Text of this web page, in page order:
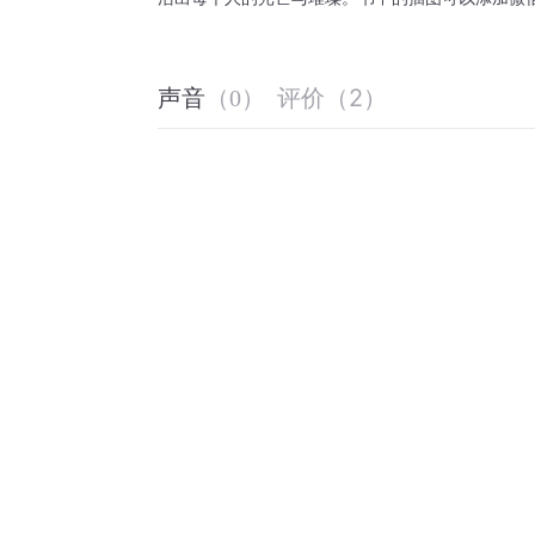
声音 （0） 评价 （2）